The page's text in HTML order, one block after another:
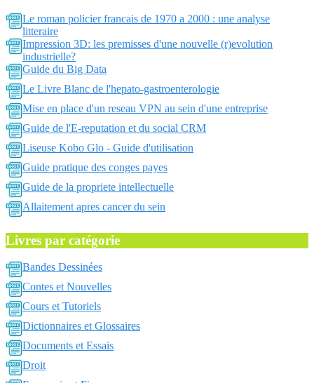
Le roman policier francais de 1970 a 2000 : une analyse
litteraire
Impression 3D: les premisses d'une nouvelle (r)evolution
industrielle?
Guide du Big Data
Le Livre Blanc de l'hepato-gastroenterologie
Mise en place d'un reseau VPN au sein d'une entreprise
Guide de l'E-reputation et du social CRM
Liseuse Kobo Glo - Guide d'utilisation
Guide pratique des conges payes
Guide de la propriete intellectuelle
Allaitement apres cancer du sein
Livres par catégorie
Bandes Dessinées
Contes et Nouvelles
Cours et Tutoriels
Dictionnaires et Glossaires
Documents et Essais
Droit